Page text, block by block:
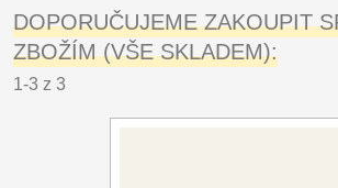
DOPORUČUJEME ZAKOUPIT
ZBOŽÍM (VŠE SKLADEM):
1-3 z 3